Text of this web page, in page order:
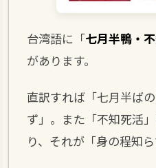
台湾語に「七月半鴨・
があります。
直訳すれば「七月半ば
ず」。また「不知死活
り、それが「身の程知ら